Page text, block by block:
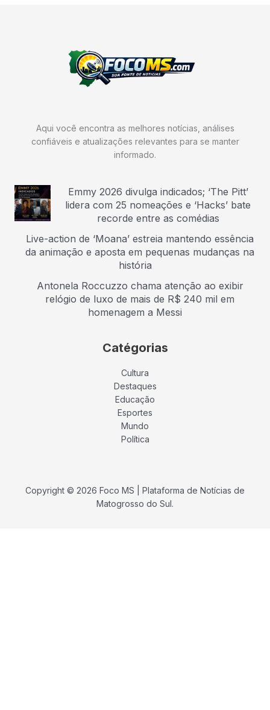
Aqui você encontra as melhores notícias, análises
confiáveis e atualizações relevantes para se manter
informado.
Emmy 2026 divulga indicados; ‘The Pitt’
lidera com 25 nomeações e ‘Hacks’ bate
recorde entre as comédias
Live-action de ‘Moana’ estreia mantendo essência
da animação e aposta em pequenas mudanças na
história
Antonela Roccuzzo chama atenção ao exibir
relógio de luxo de mais de R$ 240 mil em
homenagem a Messi
Catégorias
Cultura
Destaques
Educação
Esportes
Mundo
Política
Copyright © 2026 Foco MS | Plataforma de Notícias de
Matogrosso do Sul.